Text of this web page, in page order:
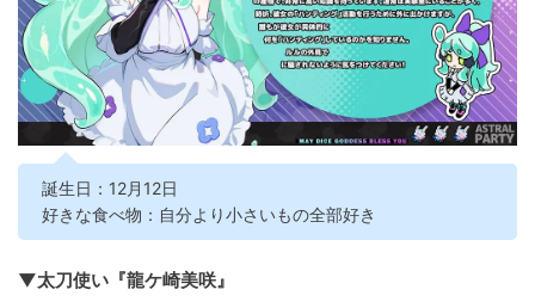
誕生日：12月12日
好きな食べ物：自分より小さいもの全部好き
▼太刀使い『龍ケ崎美咲』